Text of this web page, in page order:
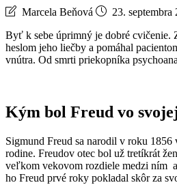
Marcela Beňová 23. septembra
Byť k sebe úprimný je dobré cvičenie.
heslom jeho liečby a pomáhal
vnútra. Od smrti priekopníka
Kým bol Freud vo
Sigmund Freud sa narodil v roku 1856
rodine. Freudov otec bol už tretíkrát
veľkom vekovom rozdiele medzi ním
ho Freud prvé roky pokladal skôr za